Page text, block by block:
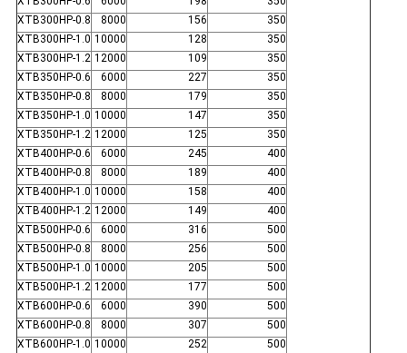
XTB300HP-0.8
8000 156
350
XTB300HP-1.0 10000 128
350
XTB300HP-1.2 12000 109
350
XTB350HP-0.6
6000 227
350
XTB350HP-0.8
8000 179
350
XTB350HP-1.0 10000 147
350
XTB350HP-1.2 12000 125
350
XTB400HP-0.6
6000 245
400
XTB400HP-0.8
8000 189
400
XTB400HP-1.0 10000 158
400
XTB400HP-1.2 12000 149
400
XTB500HP-0.6
6000 316
500
XTB500HP-0.8
8000 256
500
XTB500HP-1.0 10000 205
500
XTB500HP-1.2 12000 177
500
XTB600HP-0.6
6000 390
500
XTB600HP-0.8
8000 307
500
XTB600HP-1.0 10000 252
500